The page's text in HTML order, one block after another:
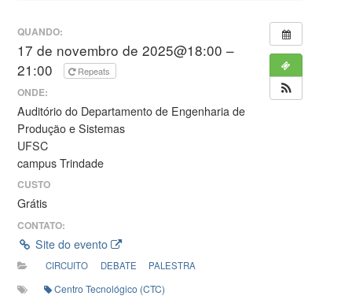
QUANDO:
17 de novembro de 2025@18:00 –
21:00
Repeats
ONDE:
Auditório do Departamento de Engenharia de
Produção e Sistemas
UFSC
campus Trindade
CUSTO
Grátis
CONTATO:
Site do evento
CIRCUITO DEBATE PALESTRA
Centro Tecnológico (CTC)